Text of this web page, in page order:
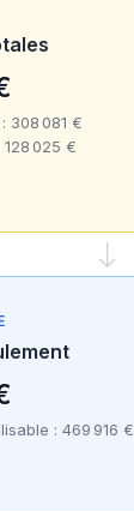
308 081 €
025 €
: 469 916 €